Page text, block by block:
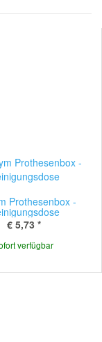
Prothesenbox -
€ 5,73 *
verfügbar